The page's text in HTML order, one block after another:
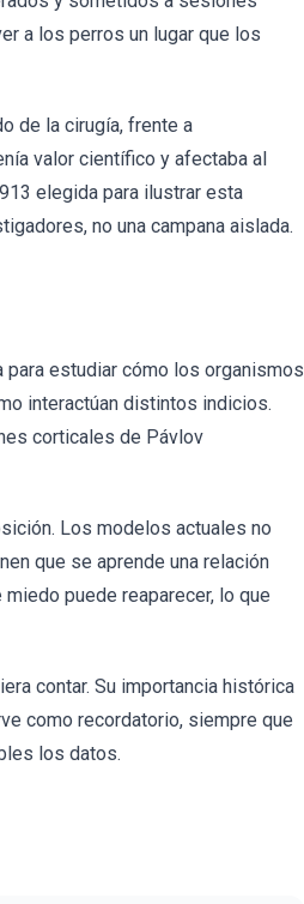
a los perros un lugar que los
de la cirugía, frente a
valor científico y afectaba al
elegida para ilustrar esta
no una campana aislada.
para estudiar cómo los organismos
interactúan distintos indicios.
corticales de Pávlov
Los modelos actuales no
que se aprende una relación
puede reaparecer, lo que
contar. Su importancia histórica
como recordatorio, siempre que
los datos.